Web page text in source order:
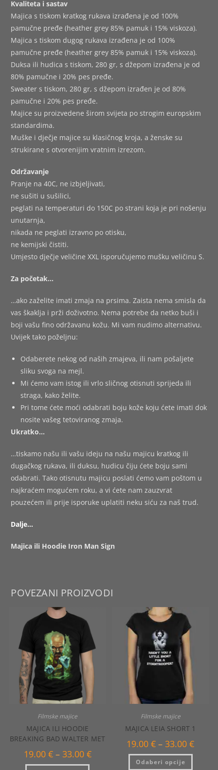
Kvaliteta i sastav
Majica s tiskom kratkog rukava izrađena je od 100%
pamučne pređe (heather grey 85% pamuk i 15% viskoza).
Majica s tiskom dugog rukava izrađena je od 100%
pamučne pređe (heather grey 85% pamuk i 15% viskoza).
Duksa ili hudica s tiskom, 280 gr, s džepom izrađena je od
80% pamučne i 20% pes pređe.
Sweater s tiskom, 280 gr, s džepom izrađen je od 80%
pamučne i 20% pes pređe.
Majice su proizvedene širom svijeta po strogim europskim
standardima.
Muške i dječje majice su klasičnog kroja, a ženske su
strukirane s otvorenijim vratnim izrezom.
Održavanje
Pranje na 40C, ne izbjeljivati,
ne sušiti u sušilici,
peglati na temperaturi do 150C po strani koja je pri nošenju
unutarnja,
nikada ne peglati izravno po otisku,
ne kemijski čistiti.
Umjesto dječje veličine XXL isporučujemo mušku veličinu S.
Za početak…
…ako zaželite imati zmaja na prsima. Zaista nema smisla da
vas škaklja i prži doživotno. Nema potrebe da netko buši i
boji vašu fino održavanu kožu. Mi vam nudimo alternativu.
Uvijek tako poželjnu:
Odaberete nekog od naših zmajeva, ili nam pošaljete
sliku svoga na mejl.
Mi ćemo vam istog ili vrlo sličnog otisnuti sprijeda ili
straga, kako želite.
Pri tome ćete moći odabrati boju kože koju ćete imati dok
nosite vašeg tetoviranog zmaja.
Ukratko…
…tiskamo našu ili vašu ideju na našu majicu kratkog ili
dugačkog rukava, ili duksu, hudicu čiju ćete boju sami
odabrati. Tako otisnutu majicu poslati ćemo vam poštom u
najkraćem mogućem roku, a vi ćete nam zauzvrat
pouzećem ili prije isporuke uplatiti neku siću za naš trud.
Dalje…
Majica ili Hoodie Iron Man Sign
POVEZANI PROIZVODI
Filmske majice
MAJICA ILI HOODIE
BREAKING BAD WALTER MET
19.00 € – 33.00 €Raspon
cijena:
Ovaj
Filmske majice
MAJICA LEIA SHORT 1
19.00€ – 33.00€Raspon
cijena:
Odaberi opcije
Ovaj